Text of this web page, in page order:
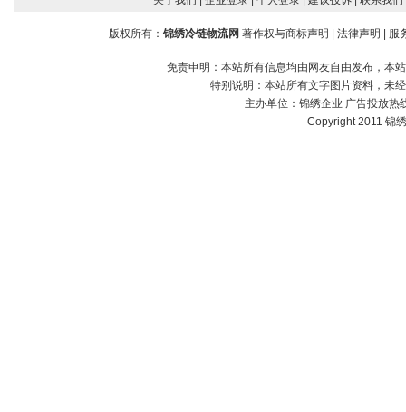
版权所有： 锦绣冷链物流网 著作权与商标声明 | 法律声明 | 服
免责申明：本站所有信息均由网友自由发布，本
特别说明：本站所有文字图片资料，未
主办单位： 锦绣企业 广告投放热
Copyright 2011 锦